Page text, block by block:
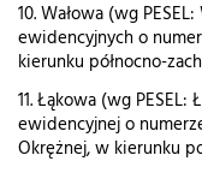
10. Wałowa (wg
ewidencyjnych o
kierunku północno-
11. Łąkowa (wg
ewidencyjnej o
Okrężnej, w kierunku